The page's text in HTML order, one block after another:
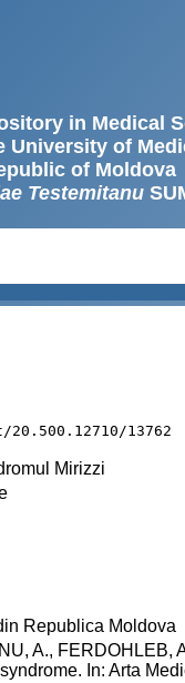
in Medical
University of
of Moldova
Testemitanu
13762
Mirizzi
Republica Moldova
A., FERDOHLEB,
In: Arta